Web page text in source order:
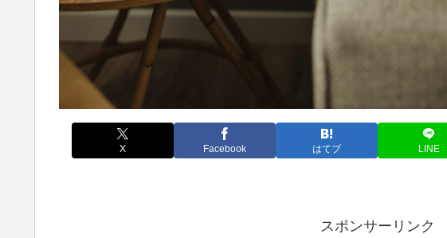
X Facebook はてブ LINE
スポンサーリンク